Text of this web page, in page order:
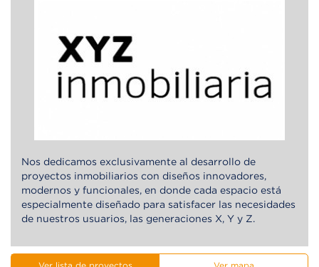
Nos dedicamos exclusivamente al desarrollo de
proyectos inmobiliarios con diseños innovadores,
modernos y funcionales, en donde cada espacio está
especialmente diseñado para satisfacer las necesidades
de nuestros usuarios, las generaciones X, Y y Z.